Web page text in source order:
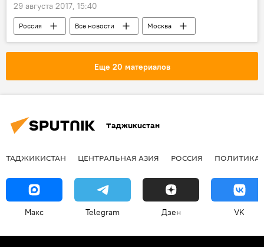
29 августа 2017, 15:40
Россия Все новости
Москва
Подмосковье
Курбан-байрам
мусульманство
Хадж - 2026: паломничество в Мекку
Еще 20 материалов
Таджикистан
ТАДЖИКИСТАН ЦЕНТРАЛЬНАЯ АЗИЯ РОССИЯ ПОЛИТИКА
Макс Telegram Дзен VK